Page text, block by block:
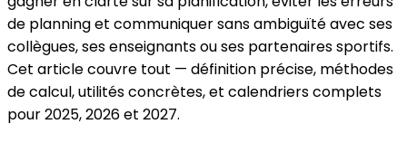
de planning et communiquer sans ambiguïté avec ses
collègues, ses enseignants ou ses partenaires sportifs.
Cet article couvre tout — définition précise, méthodes
de calcul, utilités concrètes, et calendriers complets
pour 2025, 2026 et 2027.